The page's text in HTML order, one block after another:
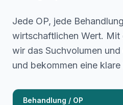
Jede OP, jede
wirtschaftlichen Wert. Mit
wir das Suchvolumen
und bekommen eine
Behandlung / OP